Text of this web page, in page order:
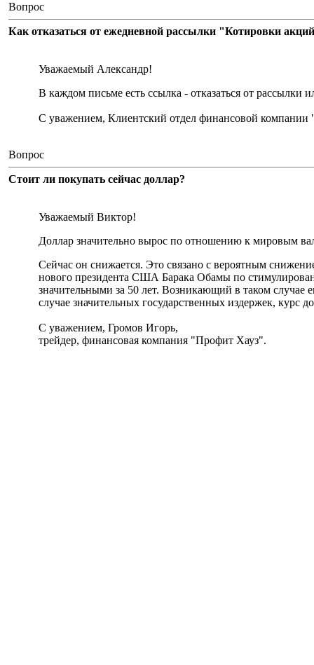
Вопрос
Как отказаться от ежедневной рассылки "Котировки
Уважаемый Александр!
В каждом письме есть ссылка - отказаться от рассылки
С уважением, Клиентский отдел финансовой
Вопрос
Стоит ли покупать сейчас доллар?
Уважаемый Виктор!
Доллар значительно вырос по отношению к мировым
Сейчас он снижается. Это связано с вероятным
нового президента США Барака Обамы по
значительными за 50 лет. Возникающий в таком
случае значительных государственных издержек, курс
С уважением, Громов Игорь,
трейдер, финансовая компания "Профит Хауз".